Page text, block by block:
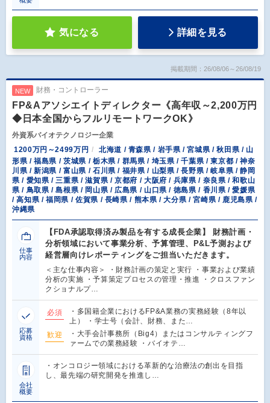
気になる 詳細を見る
掲載期間：26/08/06～26/08/19
NEW 財務・コントローラー
FP&Aアソシエイトディレクター《高年収～2,200万円
◆日本全国からフルリモートワークOK》
外資系バイオテクノロジー企業
1200万円～2499万円
北海道 / 青森県 / 岩手県 / 宮城県 / 秋田県 / 山
形県 / 福島県 / 茨城県 / 栃木県 / 群馬県 / 埼玉県 / 千葉県 / 東京都 / 神奈
川県 / 新潟県 / 富山県 / 石川県 / 福井県 / 山梨県 / 長野県 / 岐阜県 / 静岡
県 / 愛知県 / 三重県 / 滋賀県 / 京都府 / 大阪府 / 兵庫県 / 奈良県 / 和歌山
県 / 鳥取県 / 島根県 / 岡山県 / 広島県 / 山口県 / 徳島県 / 香川県 / 愛媛県
/ 高知県 / 福岡県 / 佐賀県 / 長崎県 / 熊本県 / 大分県 / 宮崎県 / 鹿児島県 /
沖縄県
仕事
内容
【FDA承認取得済み製品を有する成長企業】 財務計画・
分析領域において事業分析、予算管理、P&L予測および
経営層向けレポーティングをご担当いただきます。
＜主な仕事内容＞ ・財務計画の策定と実行 ・事業および業績
分析の実施 ・予算策定プロセスの管理・推進 ・クロスファン
クショナルプ…
応募
資格
必須
・多国籍企業におけるFP&A業務の実務経験（8年以
上） ・学士号（会計、財務、また…
歓迎
・大手会計事務所（Big4）またはコンサルティングフ
ァームでの業務経験 ・バイオテ…
会社
概要
・オンコロジー領域における革新的な治療法の創出を目指
し、最先端の研究開発を推進し…